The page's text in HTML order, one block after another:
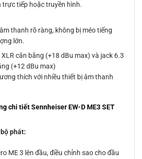
trực tiếp hoặc truyền hình.
thanh rõ ràng, không bị méo tiếng
lớn.
XLR cân bằng (+18 dBu max) và jack 6.3
(+12 dBu max)
thích với nhiều thiết bị âm thanh
chi tiết Sennheiser EW-D ME3 SET
phát:
ME 3 lên đầu, điều chỉnh sao cho đầu